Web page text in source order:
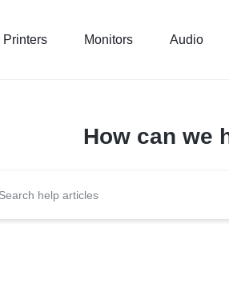
Printers Monitors Audio
How can we